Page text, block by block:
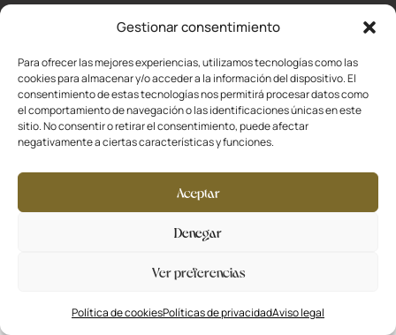
Gestionar consentimiento
Para ofrecer las mejores experiencias, utilizamos tecnologías como las
cookies para almacenar y/o acceder a la información del dispositivo. El
consentimiento de estas tecnologías nos permitirá procesar datos como
el comportamiento de navegación o las identificaciones únicas en este
sitio. No consentir o retirar el consentimiento, puede afectar
negativamente a ciertas características y funciones.
Aceptar
Denegar
Ver preferencias
Política de cookiesPolíticas de privacidadAviso legal
Privacidad
Cookies
Aviso legal
Desarrollado porLa Ola Buena